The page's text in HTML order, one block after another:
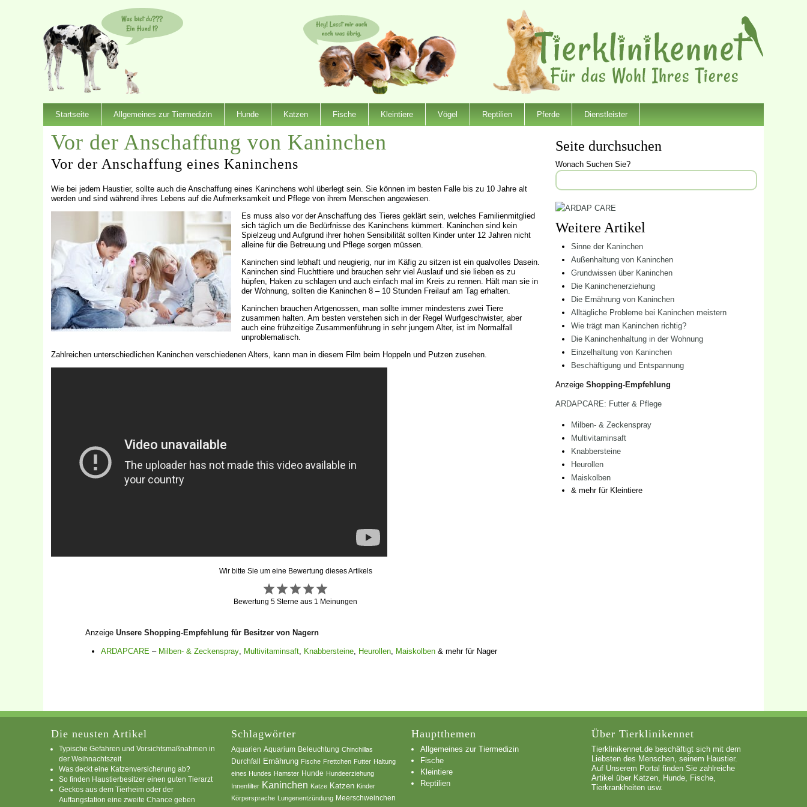
Startseite Allgemeines zur Tiermedizin Hunde Katzen Fische Kleintiere Vögel Reptilien Pferde Dienstleister
Vor der Anschaffung von Kaninchen
Vor der Anschaffung eines Kaninchens
Wie bei jedem Haustier, sollte auch die Anschaffung eines Kaninchens wohl überlegt sein. Sie können im besten Falle bis zu 10 Jahre alt
werden und sind während ihres Lebens auf die Aufmerksamkeit und Pflege von ihrem Menschen angewiesen.
Es muss also vor der Anschaffung des Tieres geklärt sein, welches Familienmitglied
sich täglich um die Bedürfnisse des Kaninchens kümmert. Kaninchen sind kein
Spielzeug und Aufgrund ihrer hohen Sensibilität sollten Kinder unter 12 Jahren nicht
alleine für die Betreuung und Pflege sorgen müssen.
Kaninchen sind lebhaft und neugierig, nur im Käfig zu sitzen ist ein qualvolles Dasein.
Kaninchen sind Fluchttiere und brauchen sehr viel Auslauf und sie lieben es zu
hüpfen, Haken zu schlagen und auch einfach mal im Kreis zu rennen. Hält man sie in
der Wohnung, sollten die Kaninchen 8 – 10 Stunden Freilauf am Tag erhalten.
Kaninchen brauchen Artgenossen, man sollte immer mindestens zwei Tiere
zusammen halten. Am besten verstehen sich in der Regel Wurfgeschwister, aber
auch eine frühzeitige Zusammenführung in sehr jungem Alter, ist im Normalfall
unproblematisch.
Zahlreichen unterschiedlichen Kaninchen verschiedenen Alters, kann man in diesem Film beim Hoppeln und Putzen zusehen.
Wir bitte Sie um eine Bewertung dieses Artikels
Bewertung 5 Sterne aus 1 Meinungen
Anzeige Unsere Shopping-Empfehlung für Besitzer von Nagern
ARDAPCARE – Milben- & Zeckenspray, Multivitaminsaft, Knabbersteine, Heurollen, Maiskolben & mehr für Nager
Seite durchsuchen
Wonach Suchen Sie?
Weitere Artikel
Sinne der Kaninchen
Außenhaltung von Kaninchen
Grundwissen über Kaninchen
Die Kaninchenerziehung
Die Ernährung von Kaninchen
Alltägliche Probleme bei Kaninchen meistern
Wie trägt man Kaninchen richtig?
Die Kaninchenhaltung in der Wohnung
Einzelhaltung von Kaninchen
Beschäftigung und Entspannung
Anzeige Shopping-Empfehlung
ARDAPCARE: Futter & Pflege
Milben- & Zeckenspray
Multivitaminsaft
Knabbersteine
Heurollen
Maiskolben
& mehr für Kleintiere
Die neusten Artikel
Typische Gefahren und Vorsichtsmaßnahmen in
der Weihnachtszeit
Was deckt eine Katzenversicherung ab?
So finden Haustierbesitzer einen guten Tierarzt
Geckos aus dem Tierheim oder der
Auffangstation eine zweite Chance geben
Schlagwörter
Aquarien Aquarium Beleuchtung Chinchillas
Durchfall Ernährung Fische Frettchen Futter Haltung
eines Hundes Hamster Hunde Hundeerziehung
Innenfilter Kaninchen Katze Katzen Kinder
Körpersprache Lungenentzündung Meerschweinchen
Hauptthemen
Allgemeines zur Tiermedizin
Fische
Kleintiere
Reptilien
Über Tierklinikennet
Tierklinikennet.de beschäftigt sich mit dem
Liebsten des Menschen, seinem Haustier.
Auf Unserem Portal finden Sie zahlreiche
Artikel über Katzen, Hunde, Fische,
Tierkrankheiten usw.